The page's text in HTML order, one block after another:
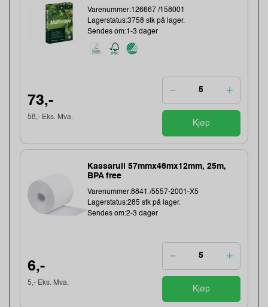
Varenummer:126667 /158001
Lagerstatus:3758 stk på lager.
Sendes om:1-3 dager
73,-
58,- Eks. Mva.
Kjøp
Kassarull 57mmx46mx12mm, 25m,
BPA free
Varenummer:8841 /5557-2001-X5
Lagerstatus:285 stk på lager.
Sendes om:2-3 dager
6,-
5,- Eks. Mva.
Kjøp